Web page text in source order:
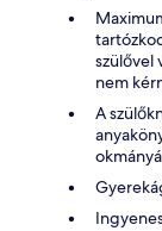
szülővel
nem
A